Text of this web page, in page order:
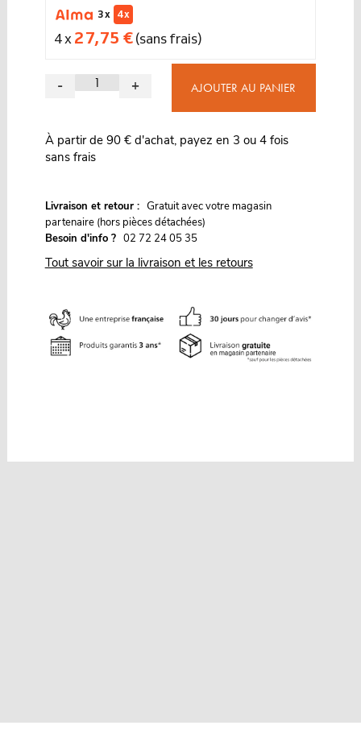
3 x
4 x
4 x 27,75 €(sans frais)
- + AJOUTER AU PANIER
À partir de 90 € d'achat, payez en 3 ou 4 fois
sans frais
Livraison et retour : Gratuit avec votre magasin
partenaire (hors pièces détachées)
Besoin d'info ? 02 72 24 05 35
Tout savoir sur la livraison et les retours